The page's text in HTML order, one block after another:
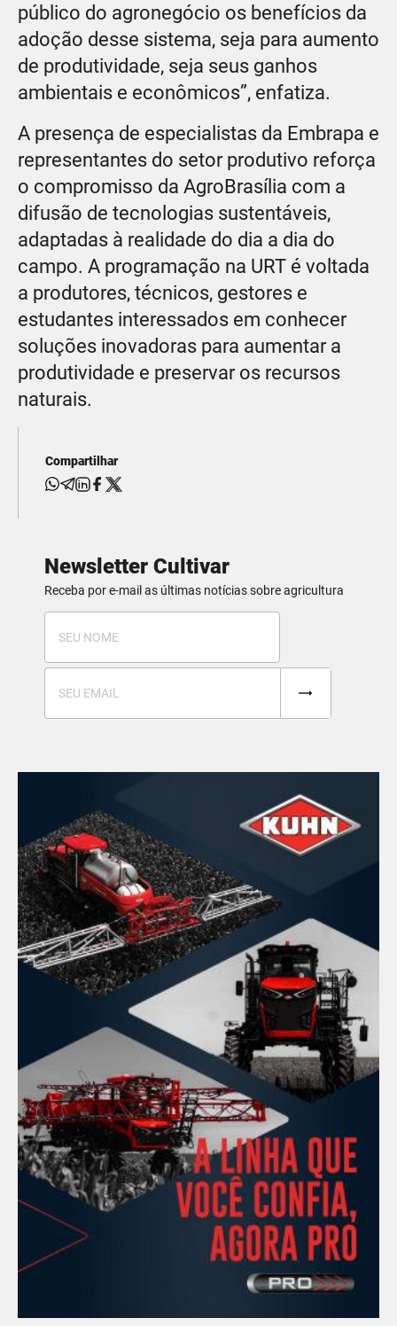
público do agronegócio os benefícios da
adoção desse sistema, seja para aumento
de produtividade, seja seus ganhos
ambientais e econômicos”, enfatiza.
A presença de especialistas da Embrapa e
representantes do setor produtivo reforça
o compromisso da AgroBrasília com a
difusão de tecnologias sustentáveis,
adaptadas à realidade do dia a dia do
campo. A programação na URT é voltada
a produtores, técnicos, gestores e
estudantes interessados em conhecer
soluções inovadoras para aumentar a
produtividade e preservar os recursos
naturais.
Compartilhar
Newsletter Cultivar
Receba por e-mail as últimas notícias sobre agricultura